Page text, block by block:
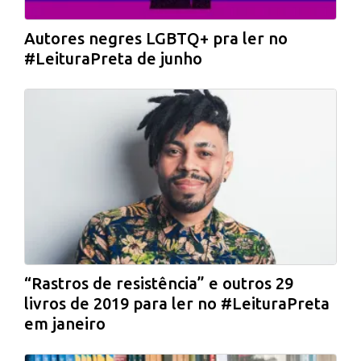
Autores negres LGBTQ+ pra ler no
#LeituraPreta de junho
“Rastros de resistência” e outros 29
livros de 2019 para ler no #LeituraPreta
em janeiro